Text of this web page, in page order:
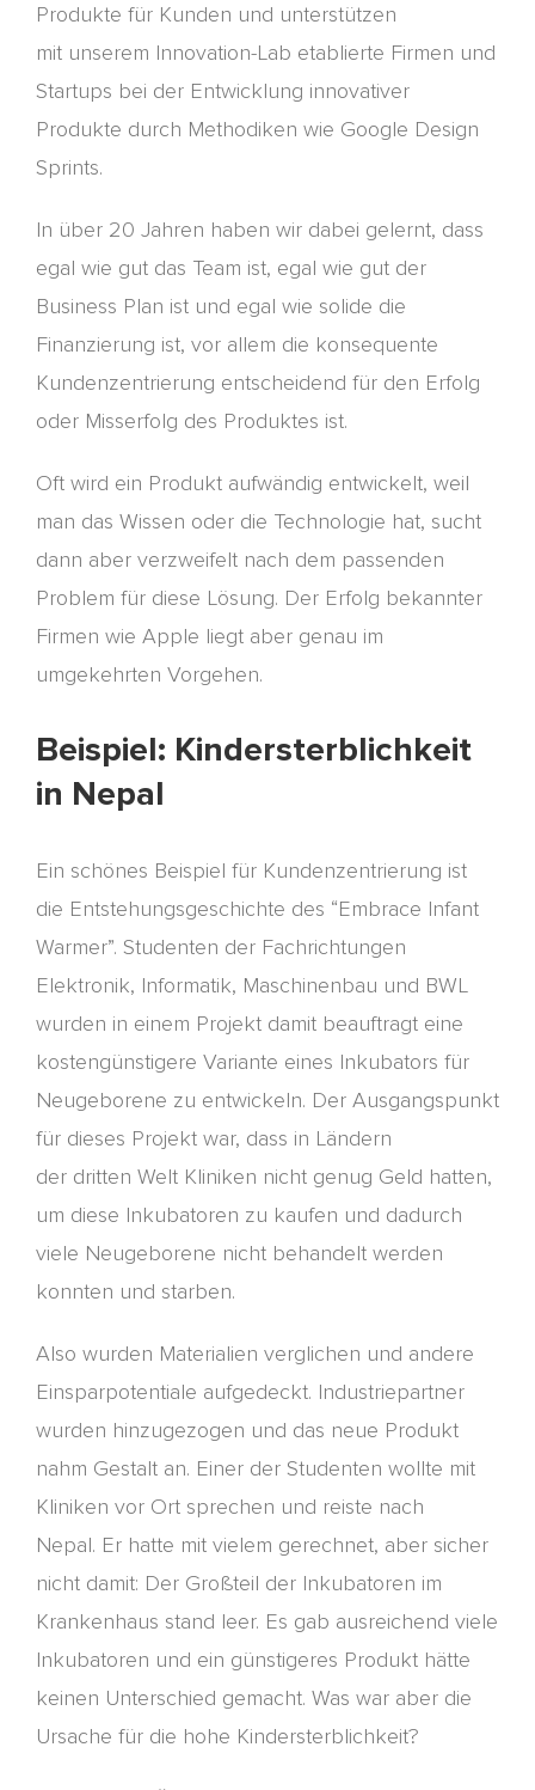
Produkte für Kunden und unterstützen
mit unserem Innovation-Lab etablierte Firmen und
Startups bei der Entwicklung innovativer
Produkte durch Methodiken wie Google Design
Sprints.
In über 20 Jahren haben wir dabei gelernt, dass
egal wie gut das Team ist, egal wie gut der
Business Plan ist und egal wie solide die
Finanzierung ist, vor allem die konsequente
Kundenzentrierung entscheidend für den Erfolg
oder Misserfolg des Produktes ist.
Oft wird ein Produkt aufwändig entwickelt, weil
man das Wissen oder die Technologie hat, sucht
dann aber verzweifelt nach dem passenden
Problem für diese Lösung. Der Erfolg bekannter
Firmen wie Apple liegt aber genau im
umgekehrten Vorgehen.
Beispiel: Kindersterblichkeit
in Nepal
Ein schönes Beispiel für Kundenzentrierung ist
die Entstehungsgeschichte des “Embrace Infant
Warmer”. Studenten der Fachrichtungen
Elektronik, Informatik, Maschinenbau und BWL
wurden in einem Projekt damit beauftragt eine
kostengünstigere Variante eines Inkubators für
Neugeborene zu entwickeln. Der Ausgangspunkt
für dieses Projekt war, dass in Ländern
der dritten Welt Kliniken nicht genug Geld hatten,
um diese Inkubatoren zu kaufen und dadurch
viele Neugeborene nicht behandelt werden
konnten und starben.
Also wurden Materialien verglichen und andere
Einsparpotentiale aufgedeckt. Industriepartner
wurden hinzugezogen und das neue Produkt
nahm Gestalt an. Einer der Studenten wollte mit
Kliniken vor Ort sprechen und reiste nach
Nepal. Er hatte mit vielem gerechnet, aber sicher
nicht damit: Der Großteil der Inkubatoren im
Krankenhaus stand leer. Es gab ausreichend viele
Inkubatoren und ein günstigeres Produkt hätte
keinen Unterschied gemacht. Was war aber die
Ursache für die hohe Kindersterblichkeit?